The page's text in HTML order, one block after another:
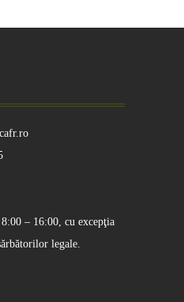
– 16:00, cu excepţia
legale.